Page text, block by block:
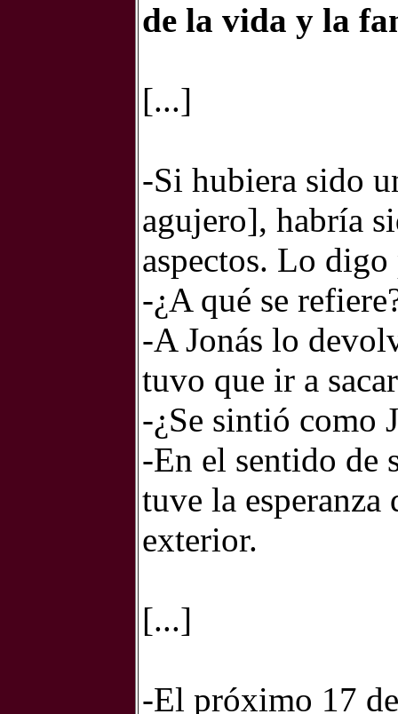
de la vida y la
[...]
-Si hubiera sido
agujero], habría
aspectos. Lo
-¿A qué se
-A Jonás lo
tuvo que ir a
-¿Se sintió como
-En el sentido de
tuve la esperanza
exterior.
[...]
-El próximo 17